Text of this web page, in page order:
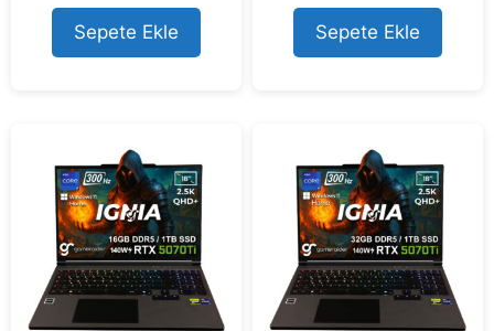
t
o
f
5
Sepete Ekle
t
o
f
5
Sepete Ekle